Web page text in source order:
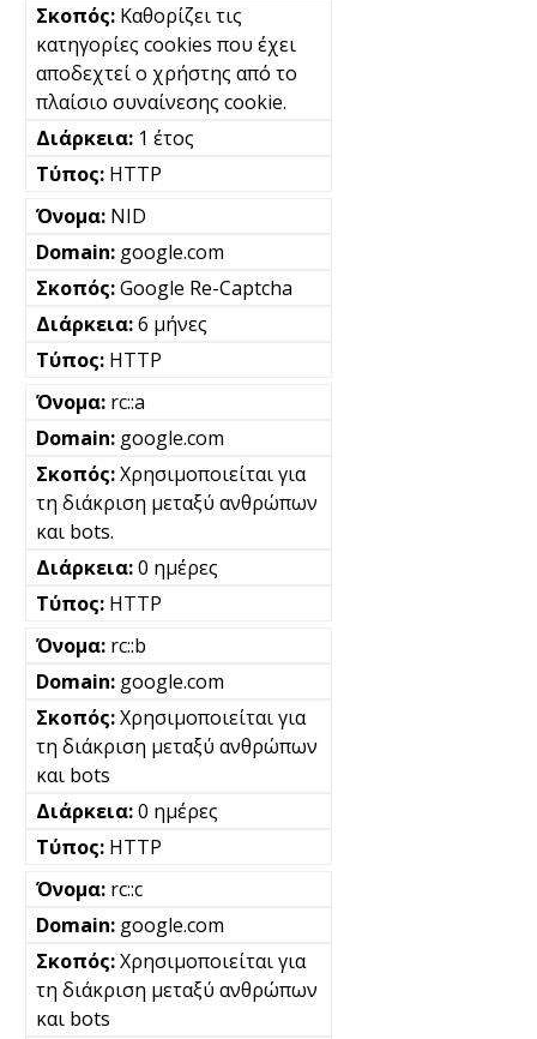
Καθορίζει τις
κατηγορίες cookies που έχει
αποδεχτεί ο χρήστης από το
πλαίσιο συναίνεσης cookie.
1 έτος
HTTP
NID
google.com
Google Re-Captcha
6 μήνες
HTTP
rc::a
google.com
Χρησιμοποιείται για
τη διάκριση μεταξύ ανθρώπων
και bots.
0 ημέρες
HTTP
rc::b
google.com
Χρησιμοποιείται για
τη διάκριση μεταξύ ανθρώπων
και bots
0 ημέρες
HTTP
rc::c
google.com
Χρησιμοποιείται για
τη διάκριση μεταξύ ανθρώπων
και bots